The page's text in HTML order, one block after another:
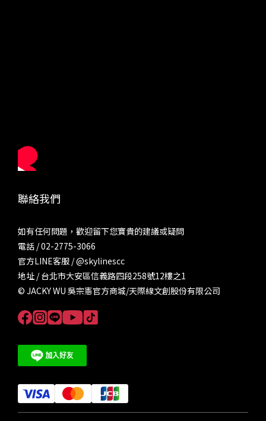
聯絡我們
如有任何問題，歡迎留下您寶貴的建議或疑問
電話 / 02-2775-3066
官方LINE客服 /@skylinescc
地址 / 台北市大安區信義路四段258號12樓之1
© JACKY WU 吳宗憲官方商城/天際線文創股份有限公司